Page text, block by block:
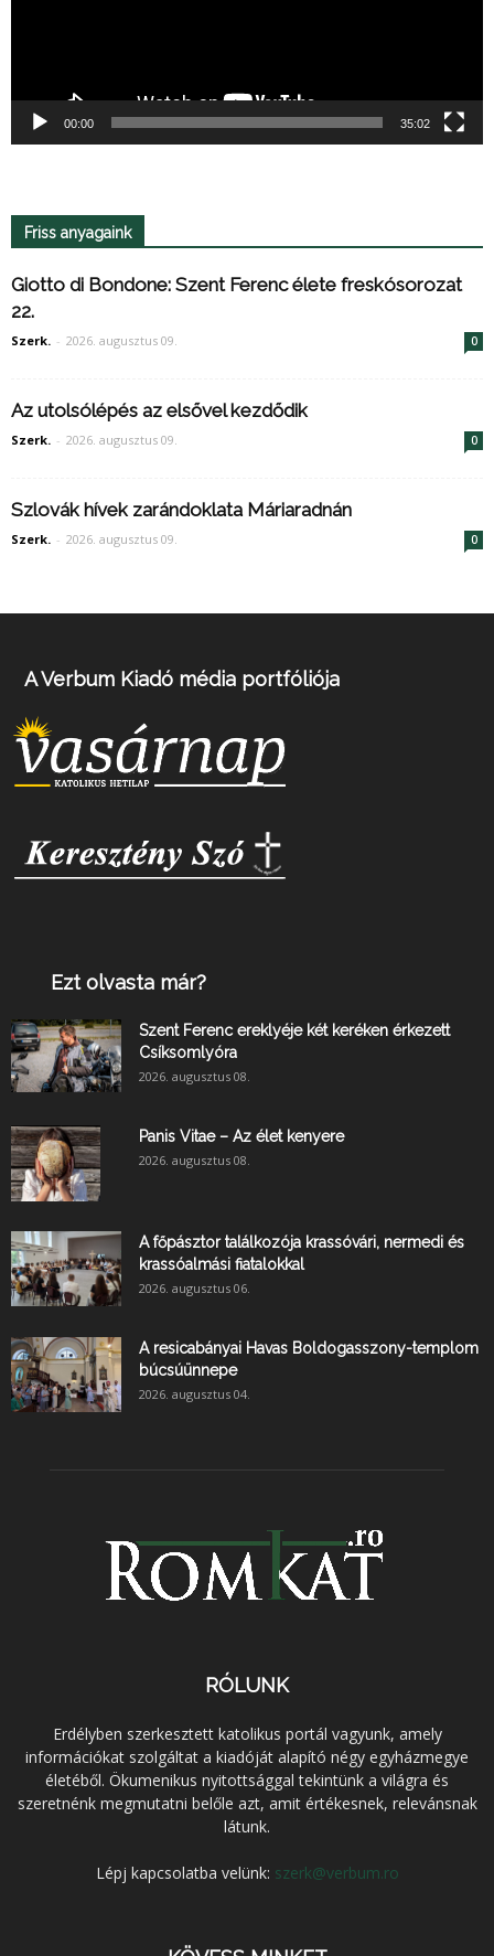
00:00 35:02
Friss anyagaink
Giotto di Bondone: Szent Ferenc élete freskósorozat
22.
Szerk. - 2026. augusztus 09. 0
Az utolsólépés az elsővel kezdődik
Szerk. - 2026. augusztus 09. 0
Szlovák hívek zarándoklata Máriaradnán
Szerk. - 2026. augusztus 09. 0
A Verbum Kiadó média portfóliója
Ezt olvasta már?
Szent Ferenc ereklyéje két keréken érkezett
Csíksomlyóra
2026. augusztus 08.
Panis Vitae – Az élet kenyere
2026. augusztus 08.
A főpásztor találkozója krassóvári, nermedi és
krassóalmási fiatalokkal
2026. augusztus 06.
A resicabányai Havas Boldogasszony-templom
búcsúünnepe
2026. augusztus 04.
RÓLUNK
Erdélyben szerkesztett katolikus portál vagyunk, amely
információkat szolgáltat a kiadóját alapító négy egyházmegye
életéből. Ökumenikus nyitottsággal tekintünk a világra és
szeretnénk megmutatni belőle azt, amit értékesnek, relevánsnak
látunk.
Lépj kapcsolatba velünk: szerk@verbum.ro